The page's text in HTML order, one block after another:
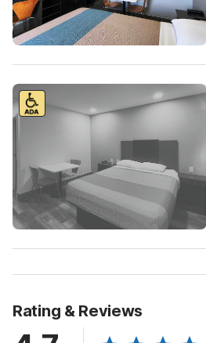
Rating & Reviews